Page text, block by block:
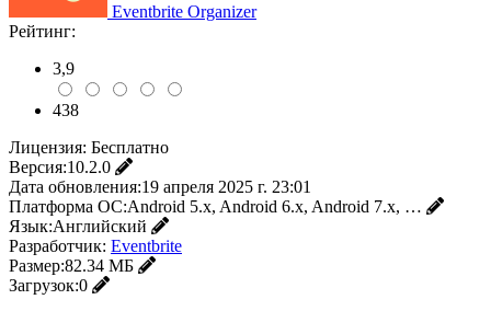
Eventbrite Organizer
Рейтинг:
3,9
438
Лицензия: Бесплатно
Версия:10.2.0
Дата обновления:19 апреля 2025 г. 23:01
Платформа ОС:Android 5.x, Android 6.x, Android 7.x, …
Язык:Английский
Разработчик: Eventbrite
Размер:82.34 МБ
Загрузок:0